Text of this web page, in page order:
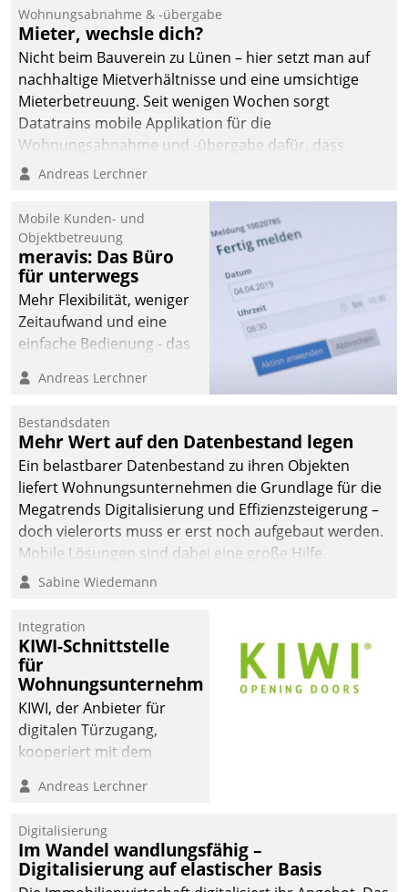
und Beschwerde-Management einen eigenen Kanal
ein.
Wohnungsabnahme & -übergabe
Mieter, wechsle dich?
Nicht beim Bauverein zu Lünen – hier setzt man auf
nachhaltige Mietverhältnisse und eine umsichtige
Mieterbetreuung. Seit wenigen Wochen sorgt
Datatrains mobile Applikation für die
Wohnungsabnahme und -übergabe dafür, dass
Mieter wohlgeordnet kommen und, so es sein muss,
Andreas Lerchner
Mobile Kunden- und
Objektbetreuung
meravis: Das Büro
für unterwegs
Mehr Flexibilität, weniger
Zeitaufwand und eine
einfache Bedienung - das
Cockpit für mobile
Datatrain. Die meravis
Wohnungsbau- und
Immobilien GmbH hat
sich dabei für den Betrieb
der Lösung über die SAP
Cloud Platform
entschieden - als erstes
Unternehmen am
Andreas Lerchner
Bestandsdaten
Mehr Wert auf den Datenbestand legen
Ein belastbarer Datenbestand zu ihren Objekten
liefert Wohnungsunternehmen die Grundlage für die
Megatrends Digitalisierung und Effizienzsteigerung –
doch vielerorts muss er erst noch aufgebaut werden.
Mobile Lösungen sind dabei eine große Hilfe.
Sabine Wiedemann
Integration
KIWI-Schnittstelle
für
Wohnungsunternehmen
KIWI, der Anbieter für
digitalen Türzugang,
kooperiert mit dem
Softwareentwicklungshaus
Andreas Lerchner
Digitalisierung
Im Wandel wandlungsfähig –
Digitalisierung auf elastischer Basis